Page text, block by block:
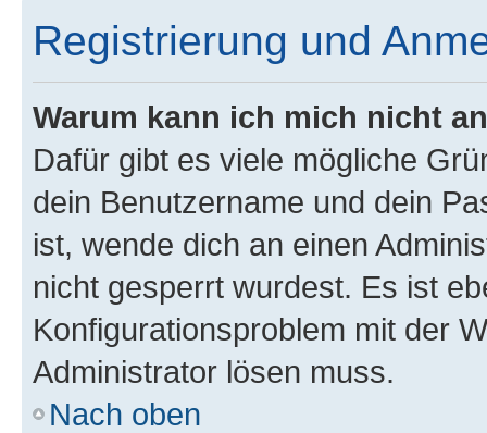
Registrierung und
Warum kann ich mich nicht
Dafür gibt es viele mögliche
dein Benutzername und dein
ist, wende dich an einen
nicht gesperrt wurdest. Es ist
Konfigurationsproblem mit der
Administrator lösen muss.
Nach oben